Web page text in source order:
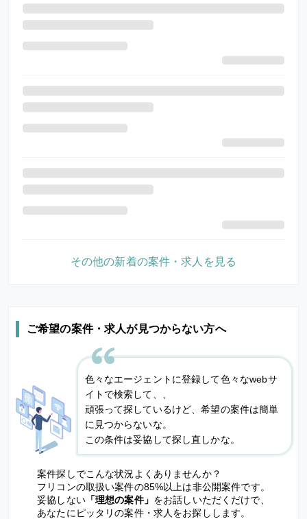
ご希望の案件・求人が見つからない方へ
色々なエージェントに登録して色々なwebサ
イトで検索して、、
頑張って探しているけど、希望の案件は簡単
に見つからないな。
この条件は妥協して探し直しかな。
案件探しでこんな状況よくありませんか？
フリコンの取扱い案件の85%以上は非公開案件です。
妥協しない「理想の案件」 をお話しいただくだけで、
あなたにピッタリの案件・求人をお探しします。
その他の新着の案件・求人を見る